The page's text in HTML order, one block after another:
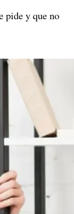
pide y que no